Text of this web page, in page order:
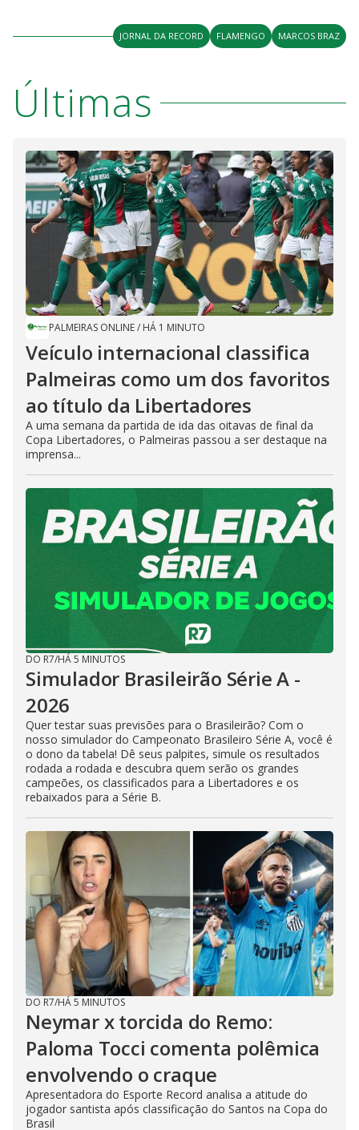
JORNAL DA RECORD FLAMENGO MARCOS BRAZ
Últimas
PALMEIRAS ONLINE/ HÁ 1 MINUTO
Veículo internacional classifica
Palmeiras como um dos favoritos
ao título da Libertadores
A uma semana da partida de ida das oitavas de final da
Copa Libertadores, o Palmeiras passou a ser destaque na
imprensa...
DO R7/HÁ 5 MINUTOS
Simulador Brasileirão Série A -
2026
Quer testar suas previsões para o Brasileirão? Com o
nosso simulador do Campeonato Brasileiro Série A, você é
o dono da tabela! Dê seus palpites, simule os resultados
rodada a rodada e descubra quem serão os grandes
campeões, os classificados para a Libertadores e os
rebaixados para a Série B.
DO R7/HÁ 5 MINUTOS
Neymar x torcida do Remo:
Paloma Tocci comenta polêmica
envolvendo o craque
Apresentadora do Esporte Record analisa a atitude do
jogador santista após classificação do Santos na Copa do
Brasil